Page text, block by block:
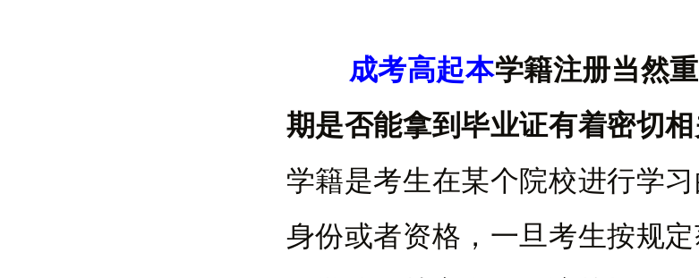
成考高起本学籍注册当然
期是否能拿到毕业证有着密切相
学籍是考生在某个院校进行学
身份或者资格，一旦考生按规